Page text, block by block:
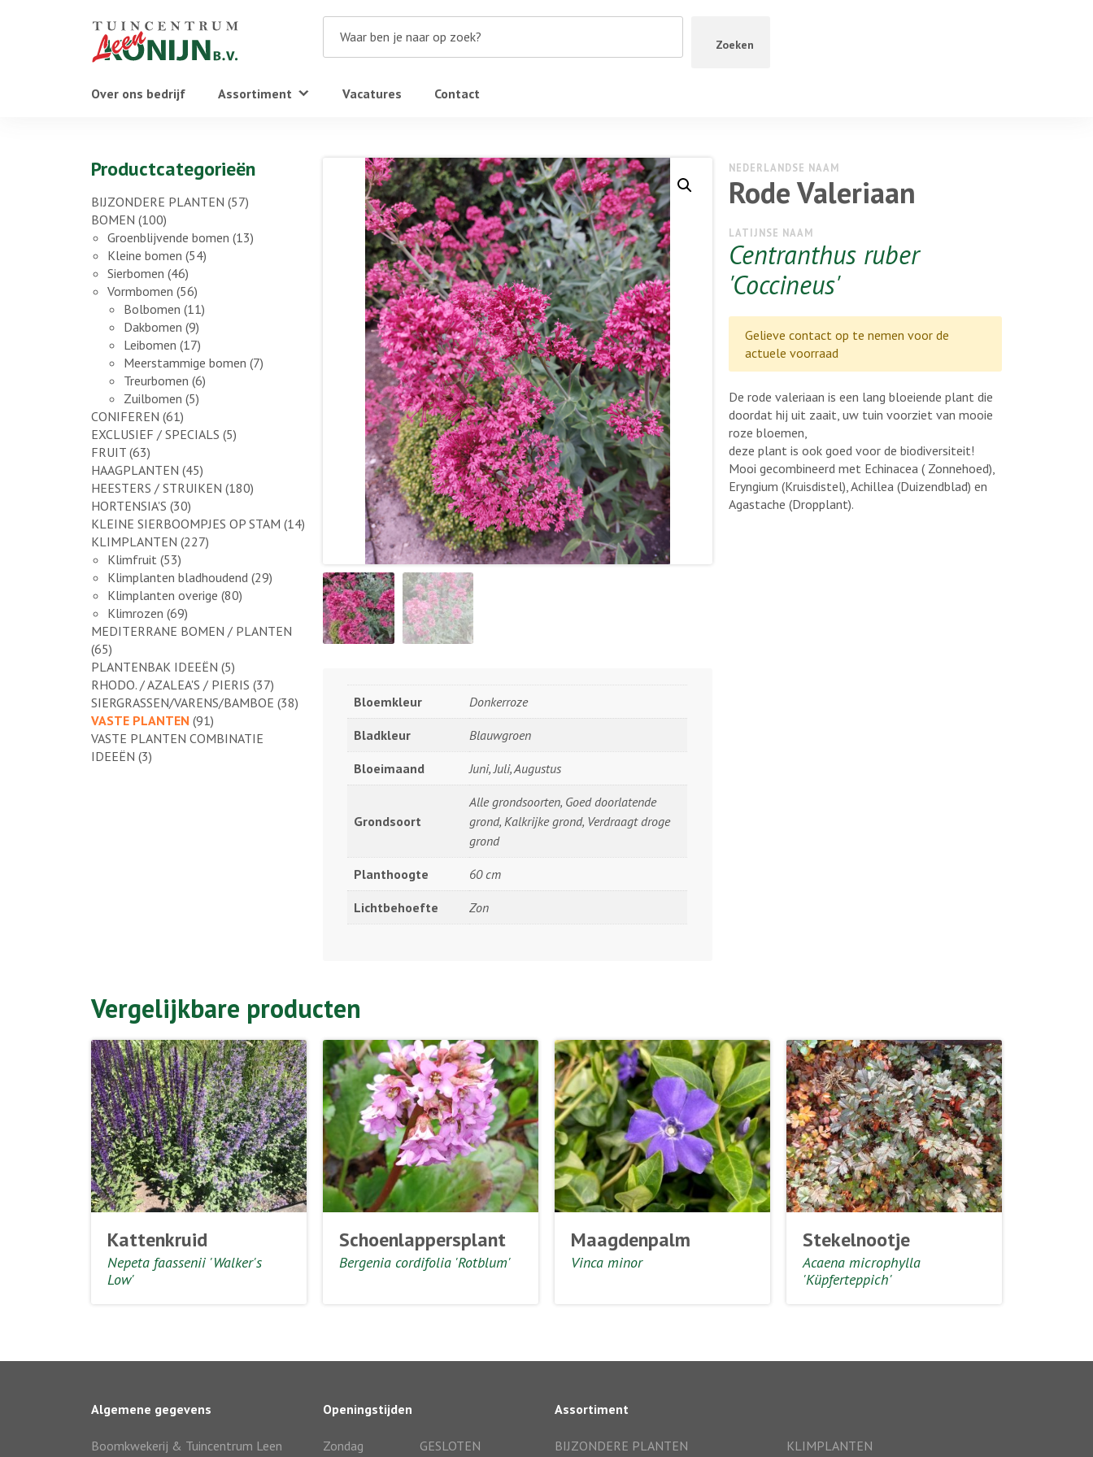
Zoeken
Over ons bedrijf Assortiment Vacatures Contact
Productcategorieën
BIJZONDERE PLANTEN (57)
BOMEN (100)
Groenblijvende bomen (13)
Kleine bomen (54)
Sierbomen (46)
Vormbomen (56)
Bolbomen (11)
Dakbomen (9)
Leibomen (17)
Meerstammige bomen (7)
Treurbomen (6)
Zuilbomen (5)
CONIFEREN (61)
EXCLUSIEF / SPECIALS (5)
FRUIT (63)
HAAGPLANTEN (45)
HEESTERS / STRUIKEN (180)
HORTENSIA'S (30)
KLEINE SIERBOOMPJES OP STAM (14)
KLIMPLANTEN (227)
Klimfruit (53)
Klimplanten bladhoudend (29)
Klimplanten overige (80)
Klimrozen (69)
MEDITERRANE BOMEN / PLANTEN
(65)
PLANTENBAK IDEEËN (5)
RHODO. / AZALEA'S / PIERIS (37)
SIERGRASSEN/VARENS/BAMBOE (38)
VASTE PLANTEN (91)
VASTE PLANTEN COMBINATIE
IDEEËN (3)
Bloemkleur Donkerroze
Bladkleur Blauwgroen
Bloeimaand Juni, Juli, Augustus
Grondsoort
Alle grondsoorten, Goed doorlatende
grond, Kalkrijke grond, Verdraagt droge
grond
Planthoogte 60 cm
Lichtbehoefte Zon
NEDERLANDSE NAAM
Rode Valeriaan
LATIJNSE NAAM
Centranthus ruber
'Coccineus'
Gelieve contact op te nemen voor de
actuele voorraad
De rode valeriaan is een lang bloeiende plant die
doordat hij uit zaait, uw tuin voorziet van mooie
roze bloemen,
deze plant is ook goed voor de biodiversiteit!
Mooi gecombineerd met Echinacea ( Zonnehoed),
Eryngium (Kruisdistel), Achillea (Duizendblad) en
Agastache (Dropplant).
Vergelijkbare producten
Kattenkruid
Nepeta faassenii 'Walker's
Low'
Schoenlappersplant
Bergenia cordifolia 'Rotblum'
Maagdenpalm
Vinca minor
Stekelnootje
Acaena microphylla
'Küpferteppich'
Algemene gegevens
Boomkwekerij & Tuincentrum Leen
Openingstijden
Zondag GESLOTEN
Assortiment
BIJZONDERE PLANTEN KLIMPLANTEN